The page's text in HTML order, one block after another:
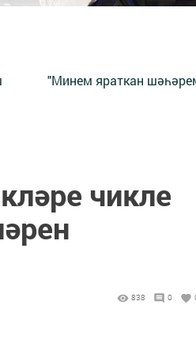
"Минем яраткан
чикле
838 0